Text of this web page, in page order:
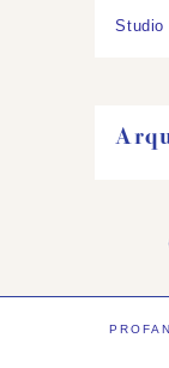
Studio